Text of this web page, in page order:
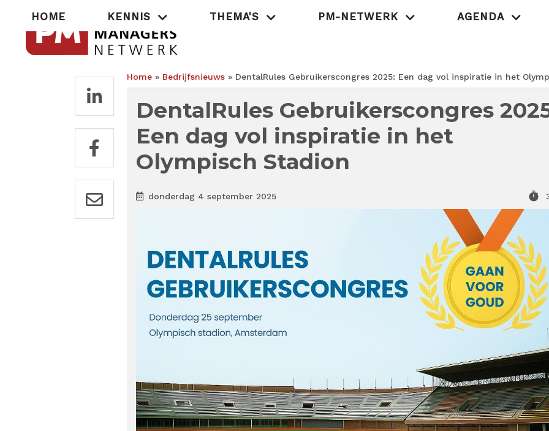
Hoofdnavigatie
HOME KENNIS THEMA'S PM-NETWERK AGENDA
Home Bedrijfsnieuws DentalRules Gebruikerscongres 2025: Een dag vol inspiratie in het
DentalRules Gebruikerscongres
Een dag vol inspiratie in het
Olympisch Stadion
donderdag 4 september 2025 timer